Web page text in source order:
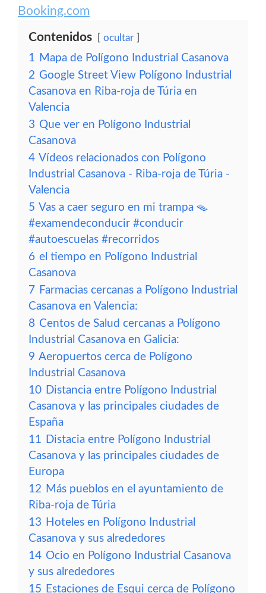
Booking.com
Contenidos ocultar
1 Mapa de Polígono Industrial Casanova
2 Google Street View Polígono Industrial
Casanova en Riba-roja de Túria en
Valencia
3 Que ver en Polígono Industrial
Casanova
4 Vídeos relacionados con Polígono
Industrial Casanova - Riba-roja de Túria -
Valencia
5 Vas a caer seguro en mi trampa 🪤
#examendeconducir #conducir
#autoescuelas #recorridos
6 el tiempo en Polígono Industrial
Casanova
7 Farmacias cercanas a Polígono Industrial
Casanova en Valencia:
8 Centos de Salud cercanas a Polígono
Industrial Casanova en Galicia:
9 Aeropuertos cerca de Polígono
Industrial Casanova
10 Distancia entre Polígono Industrial
Casanova y las principales ciudades de
España
11 Distacia entre Polígono Industrial
Casanova y las principales ciudades de
Europa
12 Más pueblos en el ayuntamiento de
Riba-roja de Túria
13 Hoteles en Polígono Industrial
Casanova y sus alrededores
14 Ocio en Polígono Industrial Casanova
y sus alrededores
15 Estaciones de Esqui cerca de Polígono